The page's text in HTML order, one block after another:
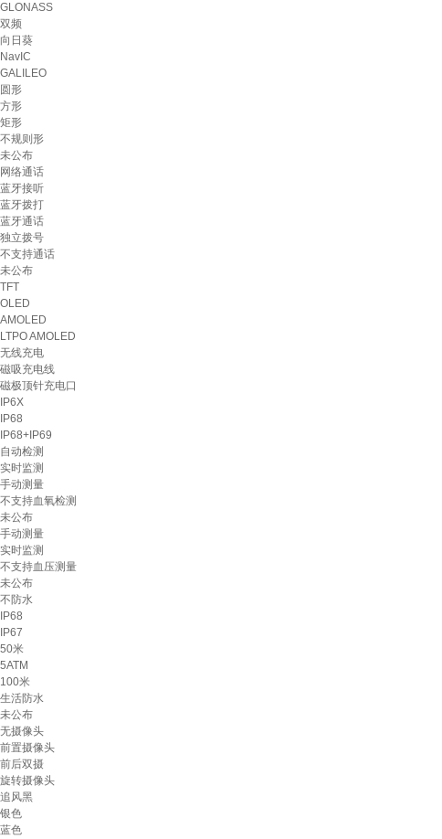
GLONASS
双频
向日葵
NavIC
GALILEO
圆形
方形
矩形
不规则形
未公布
网络通话
蓝牙接听
蓝牙拨打
蓝牙通话
独立拨号
不支持通话
未公布
TFT
OLED
AMOLED
LTPO AMOLED
无线充电
磁吸充电线
磁极顶针充电口
IP6X
IP68
IP68+IP69
自动检测
实时监测
手动测量
不支持血氧检测
未公布
手动测量
实时监测
不支持血压测量
未公布
不防水
IP68
IP67
50米
5ATM
100米
生活防水
未公布
无摄像头
前置摄像头
前后双摄
旋转摄像头
追风黑
银色
蓝色